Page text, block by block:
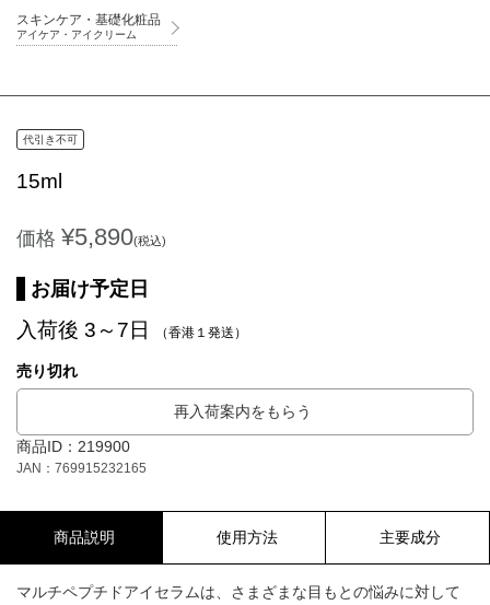
スキンケア・基礎化粧品
アイケア・アイクリーム
代引き不可
15ml
価格 ¥5,890(税込)
お届け予定日
入荷後 3～7日 （香港１発送）
売り切れ
再入荷案内をもらう
商品ID：219900
JAN：769915232165
商品説明 使用方法 主要成分
マルチペプチドアイセラムは、さまざまな目もとの悩みに対して